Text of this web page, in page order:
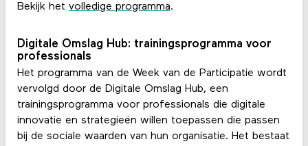
Bekijk het volledige programma.
Digitale Omslag Hub: trainingsprogramma voor
professionals
Het programma van de Week van de Participatie wordt
vervolgd door de Digitale Omslag Hub, een
trainingsprogramma voor professionals die digitale
innovatie en strategieën willen toepassen die passen
bij de sociale waarden van hun organisatie. Het bestaat